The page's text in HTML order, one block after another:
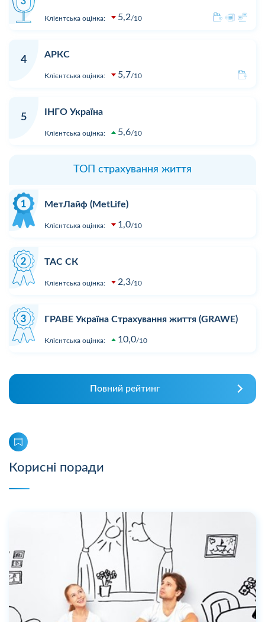
Клієнтська оцінка: 5,2 10
4
АРКС
Клієнтська оцінка: 5,7 10
5
ІНГО Україна
Клієнтська оцінка: 5,6 10
ТОП страхування життя
МетЛайф (MetLife)
Клієнтська оцінка: 1,0 10
ТАС СК
Клієнтська оцінка: 2,3 10
ГРАВЕ Україна Страхування життя (GRAWE)
Клієнтська оцінка: 10,0 10
Повний рейтинг
Корисні поради